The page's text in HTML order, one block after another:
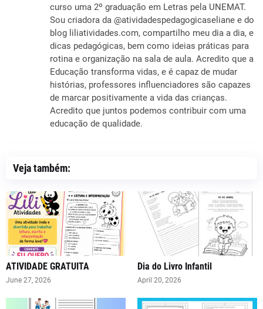
curso uma 2º graduação em Letras pela UNEMAT.
Sou criadora da @atividadespedagogicaseliane e do
blog liliatividades.com, compartilho meu dia a dia, e
dicas pedagógicas, bem como ideias práticas para
rotina e organização na sala de aula. Acredito que a
Educação transforma vidas, e é capaz de mudar
histórias, professores influenciadores são capazes
de marcar positivamente a vida das crianças.
Acredito que juntos podemos contribuir com uma
educação de qualidade.
Veja também:
ATIVIDADE GRATUITA
June 27, 2026
Dia do Livro Infantil
April 20, 2026